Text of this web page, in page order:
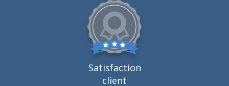
Satisfaction
client